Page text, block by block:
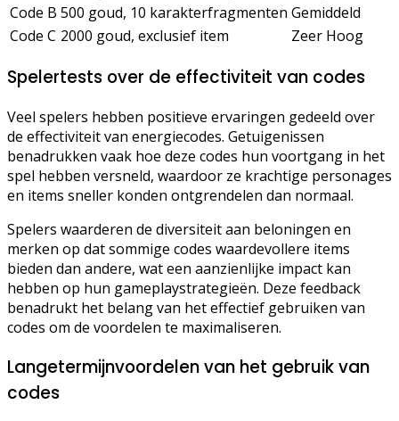
Code B 500 goud, 10 karakterfragmenten Gemiddeld
Code C 2000 goud, exclusief item Zeer Hoog
Spelertests over de effectiviteit van codes
Veel spelers hebben positieve ervaringen gedeeld over
de effectiviteit van energiecodes. Getuigenissen
benadrukken vaak hoe deze codes hun voortgang in het
spel hebben versneld, waardoor ze krachtige personages
en items sneller konden ontgrendelen dan normaal.
Spelers waarderen de diversiteit aan beloningen en
merken op dat sommige codes waardevollere items
bieden dan andere, wat een aanzienlijke impact kan
hebben op hun gameplaystrategieën. Deze feedback
benadrukt het belang van het effectief gebruiken van
codes om de voordelen te maximaliseren.
Langetermijnvoordelen van het gebruik van
codes